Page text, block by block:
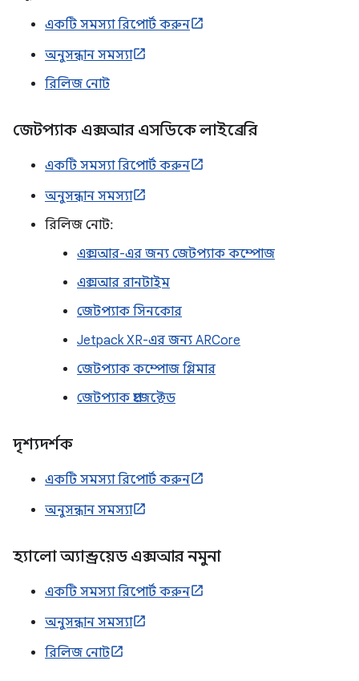
একটি সমস্যা রিপোর্ট করুন
অনুসন্ধান সমস্যা
রিলিজ নোট
জেটপ্যাক এক্সআর এসডিকে লাইব্রেরি
একটি সমস্যা রিপোর্ট করুন
অনুসন্ধান সমস্যা
রিলিজ নোট:
এক্সআর-এর জন্য জেটপ্যাক কম্পোজ
এক্সআর রানটাইম
জেটপ্যাক সিনকোর
Jetpack XR-এর জন্য ARCore
জেটপ্যাক কম্পোজ গ্লিমার
জেটপ্যাক প্রজেক্টেড
দৃশ্যদর্শক
একটি সমস্যা রিপোর্ট করুন
অনুসন্ধান সমস্যা
হ্যালো অ্যান্ড্রয়েড এক্সআর নমুনা
একটি সমস্যা রিপোর্ট করুন
অনুসন্ধান সমস্যা
রিলিজ নোট